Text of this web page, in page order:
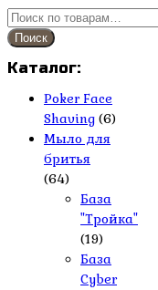
Искать:
Поиск
Каталог:
Poker Face
Shaving (6)
Мыло для
бритья
(64)
База
"Тройка"
(19)
База
Cyber